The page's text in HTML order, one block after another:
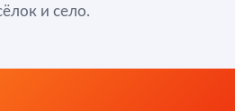
и село.